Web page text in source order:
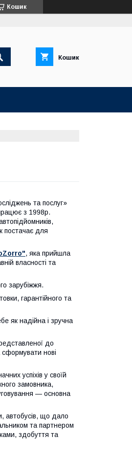
Кошик
Кошик
та послуг»
з 1998р.
постачає для
, яка прийшла
власності та
зарубіжжя.
гарантійного та
як надійна і зручна
до
сформувати нові
успіхів у своїй
замовника,
— основна
автобусів, що дало
та партнером
здобуття та